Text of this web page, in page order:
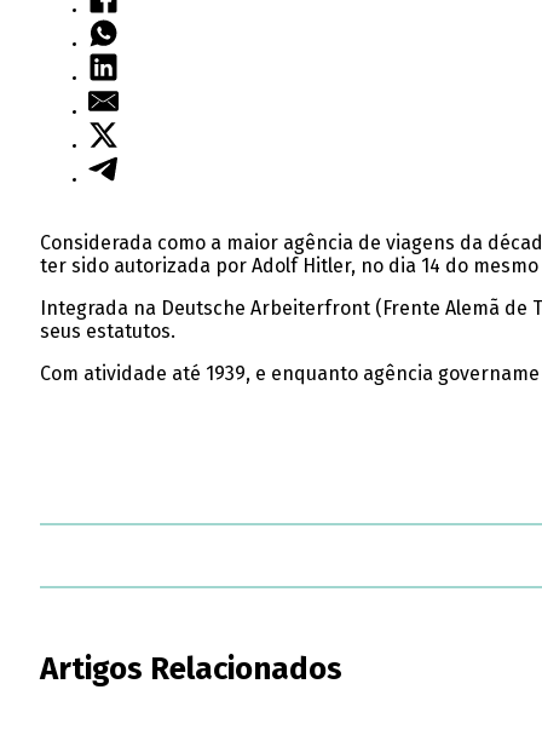
Considerada como a maior agência de viagens da
ter sido autorizada por Adolf Hitler, no dia 14 do mesmo
Integrada na Deutsche Arbeiterfront (Frente Alemã de
seus estatutos.
Com atividade até 1939, e enquanto agência
Artigos Relacionados